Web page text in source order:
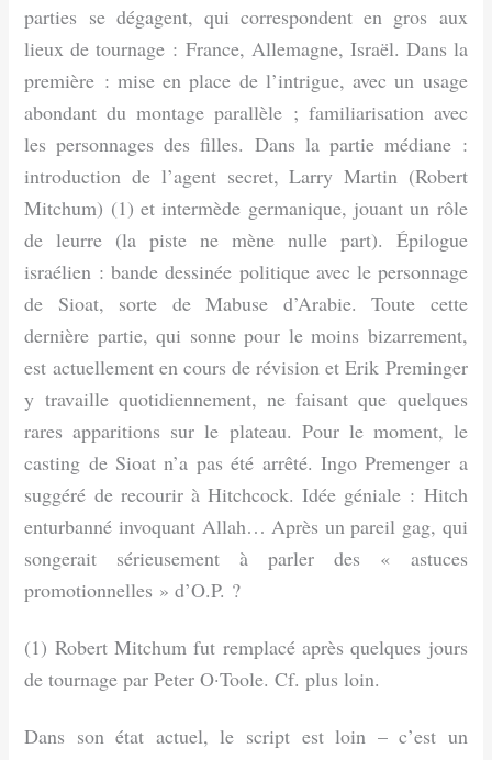
parties se dégagent, qui correspondent en gros aux
lieux de tournage : France, Allemagne, Israël. Dans la
première : mise en place de l’intrigue, avec un usage
abondant du montage parallèle ; familiarisation avec
les personnages des filles. Dans la partie médiane :
introduction de l’agent secret, Larry Martin (Robert
Mitchum) (1) et intermède germanique, jouant un rôle
de leurre (la piste ne mène nulle part). Épilogue
israélien : bande dessinée politique avec le personnage
de Sioat, sorte de Mabuse d’Arabie. Toute cette
dernière partie, qui sonne pour le moins bizarrement,
est actuellement en cours de révision et Erik Preminger
y travaille quotidiennement, ne faisant que quelques
rares apparitions sur le plateau. Pour le moment, le
casting de Sioat n’a pas été arrêté. Ingo Premenger a
suggéré de recourir à Hitchcock. Idée géniale : Hitch
enturbanné invoquant Allah… Après un pareil gag, qui
songerait sérieusement à parler des « astuces
promotionnelles » d’O.P. ?
(1) Robert Mitchum fut remplacé après quelques jours
de tournage par Peter O·Toole. Cf. plus loin.
Dans son état actuel, le script est loin – c’est un